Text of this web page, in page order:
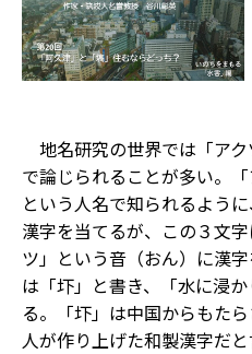
地名研究の世界では「ア
で論じられることが多い。
という人名で知られるよう
漢字を当てるが、この３文
ツ」という音（おん）に漢
は「圷」と書き、「水に浸
る。「圷」は中国からもた
人が作り上げた和製漢字だと